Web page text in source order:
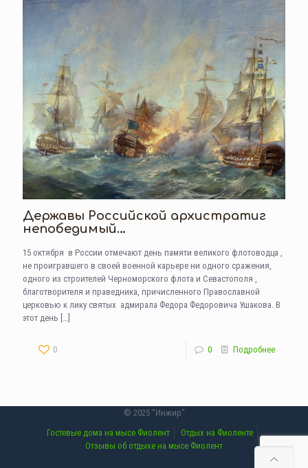
Державы Российской архистратиг
непобедимый…
15 октября в России отмечают день памяти великого флотоводца ,
не проигравшего в своей военной карьере ни одного сражения,
одного из строителей Черноморского флота и Севастополя ,
благотворителя и праведника, причисленного Православной
церковью к лику святых адмирала Федора Федоровича Ушакова. В
этот день […]
0 0 Подробнее
© 2025 "Инжир"
Гостевые дома на мысе Фиолент
Отдых на Фиоленте
Отзывы об отдыхе на мысе Фиолент